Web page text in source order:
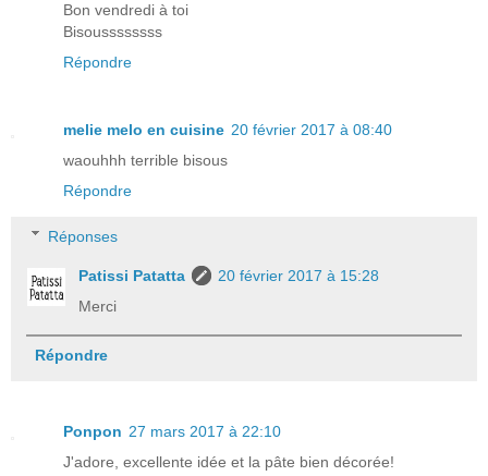
Bon vendredi à toi
Bisoussssssss
Répondre
melie melo en cuisine 20 février 2017 à 08:40
waouhhh terrible bisous
Répondre
Réponses
Patissi Patatta
20 février 2017 à 15:28
Merci
Répondre
Ponpon 27 mars 2017 à 22:10
J'adore, excellente idée et la pâte bien décorée!